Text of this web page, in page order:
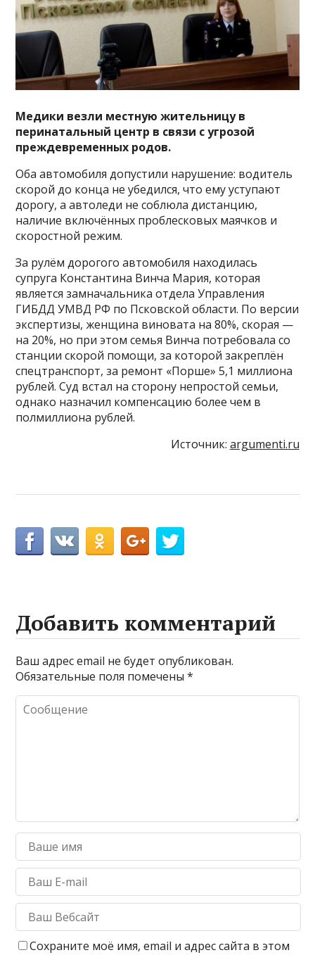
Медики везли местную жительницу в
перинатальный центр в связи с угрозой
преждевременных родов.
Оба автомобиля допустили нарушение: водитель
скорой до конца не убедился, что ему уступают
дорогу, а автоледи не соблюла дистанцию,
наличие включённых проблесковых маячков и
скоростной режим.
За рулём дорогого автомобиля находилась
супруга Константина Винча Мария, которая
является замначальника отдела Управления
ГИБДД УМВД РФ по Псковской области. По версии
экспертизы, женщина виновата на 80%, скорая —
на 20%, но при этом семья Винча потребовала со
станции скорой помощи, за которой закреплён
спецтранспорт, за ремонт «Порше» 5,1 миллиона
рублей. Суд встал на сторону непростой семьи,
однако назначил компенсацию более чем в
полмиллиона рублей.
Источник: argumenti.ru
Добавить комментарий
Ваш адрес email не будет опубликован.
Обязательные поля помечены*
Сохраните моё имя, email и адрес сайта в этом